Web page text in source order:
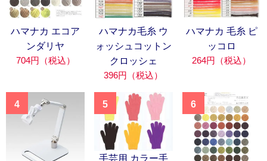
ハマナカ エコア
ンダリヤ
704円（税込）
ハマナカ毛糸 ウ
ォッシュコットン
クロッシェ
396円（税込）
ハマナカ 毛糸 ピ
ッコロ
264円（税込）
4 5
手芸用 カラー手
6